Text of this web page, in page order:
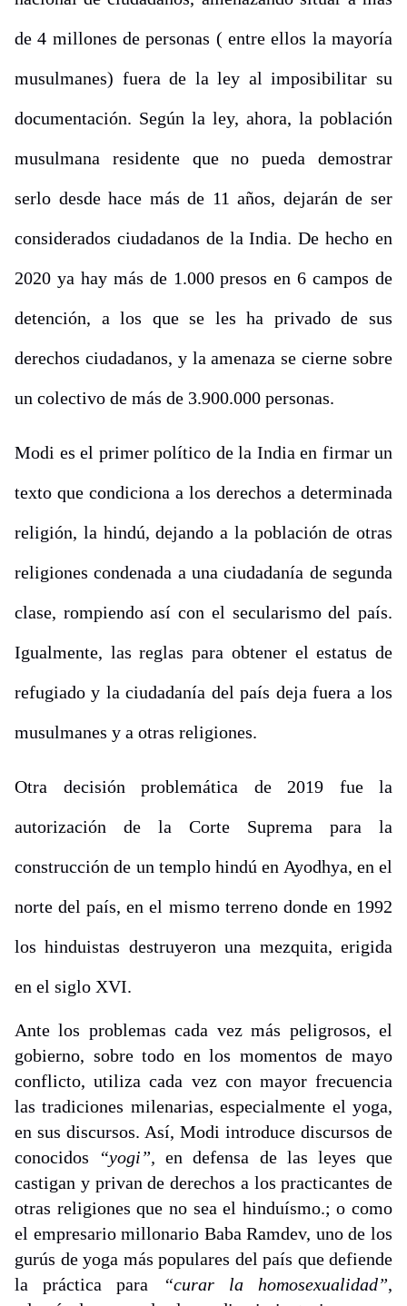
de 4 millones de personas ( entre ellos la mayoría
musulmanes) fuera de la ley al imposibilitar su
documentación. Según la ley, ahora, la población
musulmana residente que no pueda demostrar
serlo desde hace más de 11 años, dejarán de ser
considerados ciudadanos de la India. De hecho en
2020 ya hay más de 1.000 presos en 6 campos de
detención, a los que se les ha privado de sus
derechos ciudadanos, y la amenaza se cierne sobre
un colectivo de más de 3.900.000 personas.
Modi es el primer político de la India en firmar un
texto que condiciona a los derechos a determinada
religión, la hindú, dejando a la población de otras
religiones condenada a una ciudadanía de segunda
clase, rompiendo así con el secularismo del país.
Igualmente, las reglas para obtener el estatus de
refugiado y la ciudadanía del país deja fuera a los
musulmanes y a otras religiones.
Otra decisión problemática de 2019 fue la
autorización de la Corte Suprema para la
construcción de un templo hindú en Ayodhya, en el
norte del país, en el mismo terreno donde en 1992
los hinduistas destruyeron una mezquita, erigida
en el siglo XVI.
Ante los problemas cada vez más peligrosos, el
gobierno, sobre todo en los momentos de mayo
conflicto, utiliza cada vez con mayor frecuencia
las tradiciones milenarias, especialmente el yoga,
en sus discursos. Así, Modi introduce discursos de
conocidos
“yogi”,en defensa de las leyes que
castigan y privan de derechos a los practicantes de
otras religiones que no sea el hinduísmo.; o como
el empresario millonario Baba Ramdev, uno de los
gurús de yoga más populares del país que defiende
la práctica para
“curar la homosexualidad”,